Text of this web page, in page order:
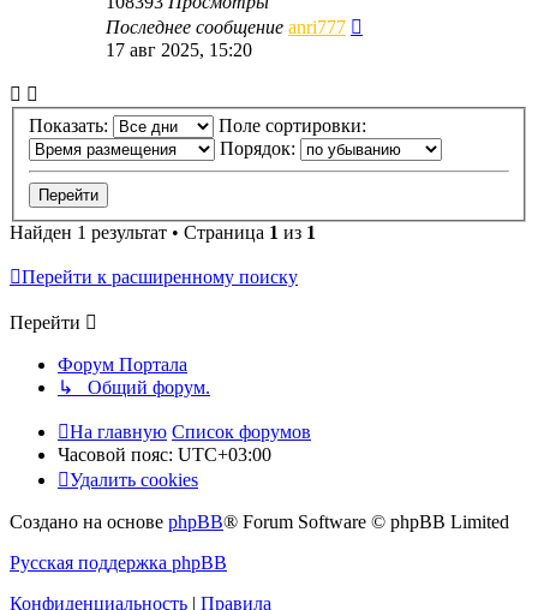
Последнее сообщение anri777
17 авг 2025, 15:20
Показать:
Поле сортировки:
Порядок:
Найден 1 результат • Страница 1 из 1
Перейти к расширенному поиску
Перейти
Форум Портала
↳ Общий форум.
На главную Список форумов
Часовой пояс: UTC+03:00
Удалить cookies
Создано на основе phpBB® Forum Software © phpBB Limited
Русская поддержка phpBB
Конфиденциальность
Правила